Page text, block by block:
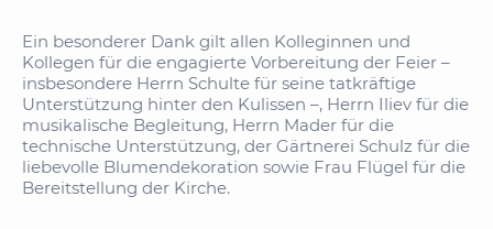
Ein besonderer Dank gilt allen Kolleginnen und
Kollegen für die engagierte Vorbereitung der Feier –
insbesondere Herrn Schulte für seine tatkräftige
Unterstützung hinter den Kulissen –, Herrn Iliev für die
musikalische Begleitung, Herrn Mader für die
technische Unterstützung, der Gärtnerei Schulz für die
liebevolle Blumendekoration sowie Frau Flügel für die
Bereitstellung der Kirche.